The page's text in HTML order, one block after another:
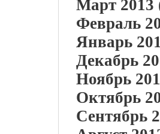
Март 2013
Февраль
Январь
Декабрь
Ноябрь
Октябрь
Сентябрь